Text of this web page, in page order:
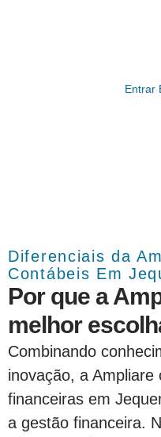
Entrar
Diferenciais da
Contábeis Em
Por que a
melhor
Combinando
inovação, a Ampliare
financeiras em
a gestão financeira.